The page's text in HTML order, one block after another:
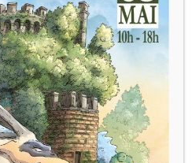
huile, sans
Un vrai régal !